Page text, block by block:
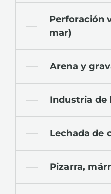
Perforación
mar)
Arena y
Industria de
Lechada de
Pizarra,